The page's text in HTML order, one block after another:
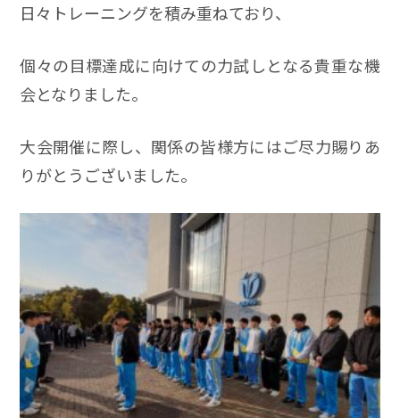
日々トレーニングを積み重ねており、
個々の目標達成に向けての力試しとなる貴重な機
会となりました。
大会開催に際し、関係の皆様方にはご尽力賜りあ
りがとうございました。